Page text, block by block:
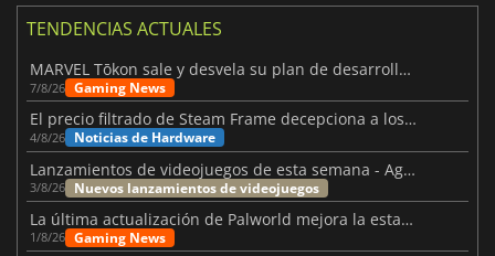
TENDENCIAS ACTUALES
MARVEL Tōkon sale y desvela su plan de desarrollo para el primer año
7/8/26 Gaming News
El precio filtrado de Steam Frame decepciona a los usuarios
4/8/26 Noticias de Hardware
Lanzamientos de videojuegos de esta semana - Agosto de 2026 (semana 32)
3/8/26 Nuevos lanzamientos de videojuegos
La última actualización de Palworld mejora la estabilidad
1/8/26 Gaming News